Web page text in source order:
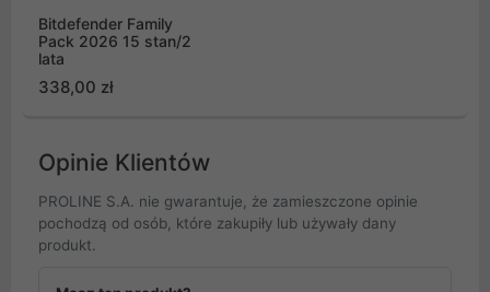
Bitdefender Family
Pack 2026 15 stan/2
lata
338,00 zł
Opinie Klientów
PROLINE S.A. nie gwarantuje, że zamieszczone opinie
pochodzą od osób, które zakupiły lub używały dany
produkt.